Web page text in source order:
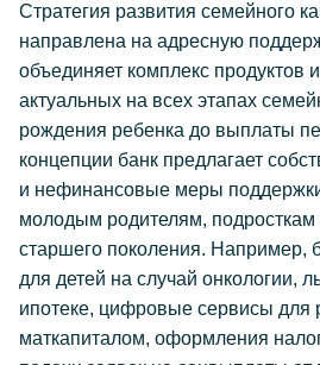
Стратегия развития семейного
направлена на адресную
объединяет комплекс продуктов
актуальных на всех этапах
рождения ребенка до выплаты
концепции банк предлагает
и нефинансовые меры
молодым родителям, подросткам
старшего поколения. Например,
для детей на случай онкологии,
ипотеке, цифровые сервисы для
маткапиталом, оформления